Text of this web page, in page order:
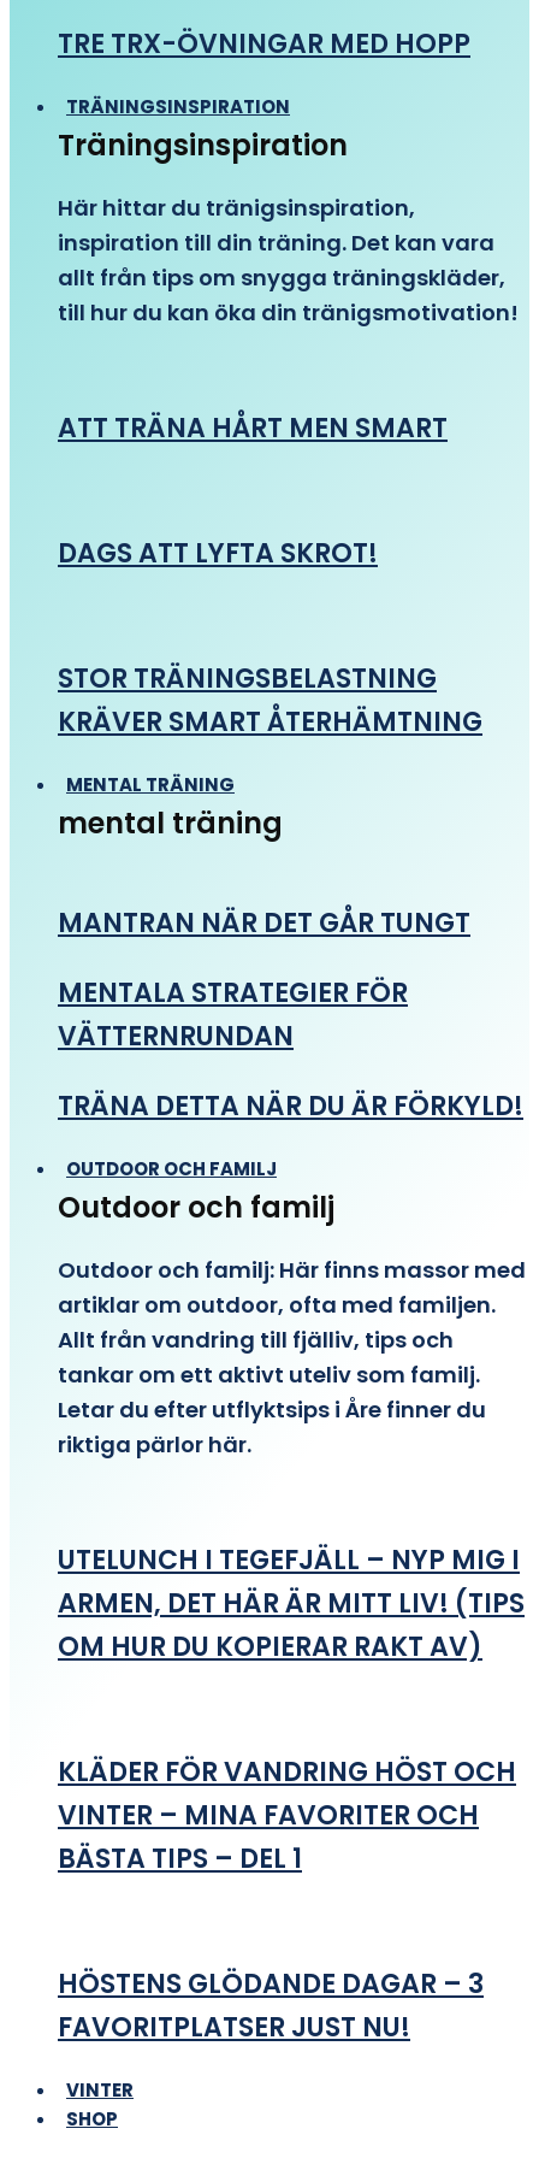
TRE TRX-ÖVNINGAR MED HOPP
TRÄNINGSINSPIRATION
Träningsinspiration
Här hittar du tränigsinspiration,
inspiration till din träning. Det kan vara
allt från tips om snygga träningskläder,
till hur du kan öka din tränigsmotivation!
ATT TRÄNA HÅRT MEN SMART
DAGS ATT LYFTA SKROT!
STOR TRÄNINGSBELASTNING
KRÄVER SMART ÅTERHÄMTNING
MENTAL TRÄNING
mental träning
MANTRAN NÄR DET GÅR TUNGT
MENTALA STRATEGIER FÖR
VÄTTERNRUNDAN
TRÄNA DETTA NÄR DU ÄR FÖRKYLD!
OUTDOOR OCH FAMILJ
Outdoor och familj
Outdoor och familj: Här finns massor med
artiklar om outdoor, ofta med familjen.
Allt från vandring till fjälliv, tips och
tankar om ett aktivt uteliv som familj.
Letar du efter utflyktsips i Åre finner du
riktiga pärlor här.
UTELUNCH I TEGEFJÄLL – NYP MIG I
ARMEN, DET HÄR ÄR MITT LIV! (TIPS
OM HUR DU KOPIERAR RAKT AV)
KLÄDER FÖR VANDRING HÖST OCH
VINTER – MINA FAVORITER OCH
BÄSTA TIPS – DEL 1
HÖSTENS GLÖDANDE DAGAR – 3
FAVORITPLATSER JUST NU!
VINTER
SHOP